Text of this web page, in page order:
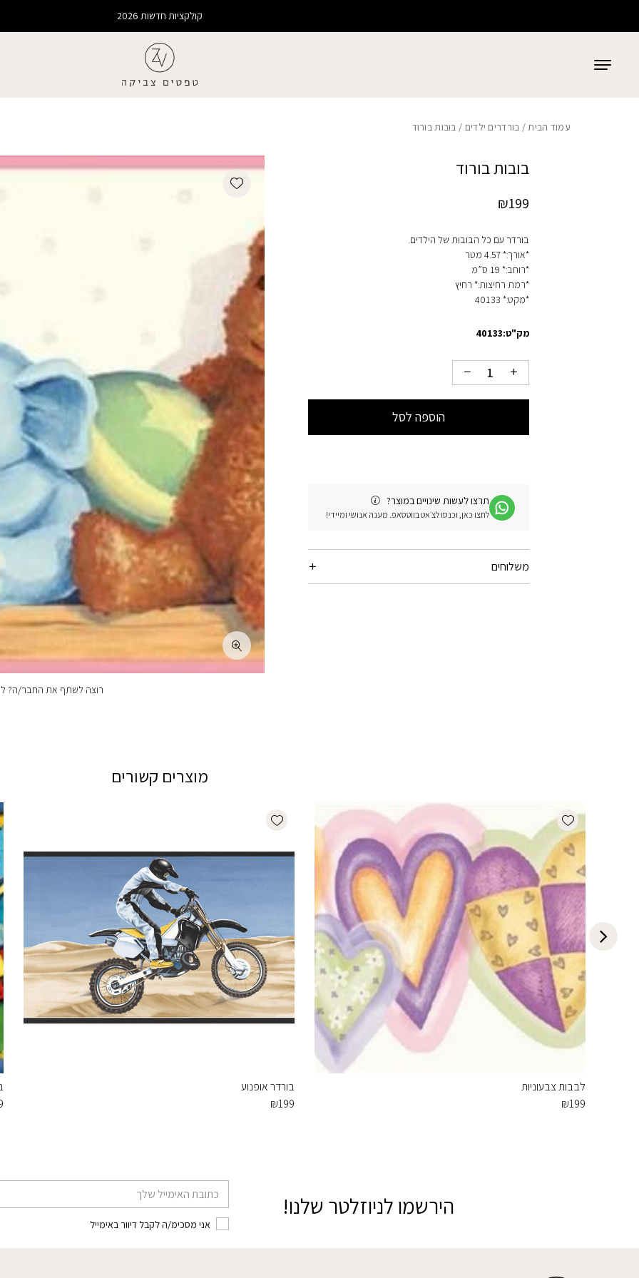
קולקציות חדשות 2026
עמוד הבית/ בורדרים ילדים / בובות בורוד
בובות בורוד
₪199
בורדר עם כל הבובות של הילדים.
*אורך:* 4.57 מטר
*רוחב:* 19 ס”מ
*רמת רחיצות:* רחיץ
*מקט:* 40133
מק"ט:40133
הוספה לסל
תרצו לעשות שינויים במוצר?
לחצו כאן, וכנסו לצ׳אט בווטסאפ. מענה אנושי ומיידי!
משלוחים
Add wishlist
רוצה לשתף את החבר/ה?
מוצרים קשורים
Add wishlist
לבבות צבעוניות
₪199
Add wishlist
בורדר אופנוע
₪199
הירשמו לניוזלטר שלנו!
אני מסכימ/ה לקבל דיוור באימייל